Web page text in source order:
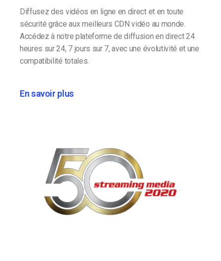
Diffusez des vidéos en ligne en direct et en toute
sécurité grâce aux meilleurs CDN vidéo au monde.
Accédez à notre plateforme de diffusion en direct 24
heures sur 24, 7 jours sur 7, avec une évolutivité et une
compatibilité totales.
En savoir plus